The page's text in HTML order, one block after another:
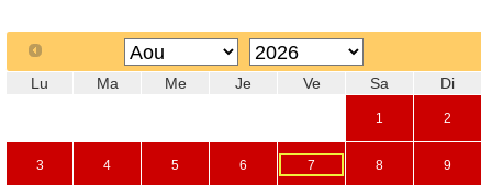
Lu Ma Me Je Ve Sa Di
1 2
3 4 5 6 7 8 9